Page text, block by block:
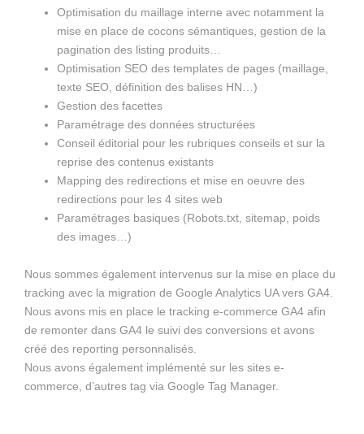
Optimisation du maillage interne avec notamment la
mise en place de cocons sémantiques, gestion de la
pagination des listing produits…
Optimisation SEO des templates de pages (maillage,
texte SEO, définition des balises HN…)
Gestion des facettes
Paramétrage des données structurées
Conseil éditorial pour les rubriques conseils et sur la
reprise des contenus existants
Mapping des redirections et mise en oeuvre des
redirections pour les 4 sites web
Paramétrages basiques (Robots.txt, sitemap, poids
des images…)
Nous sommes également intervenus sur la mise en place du
tracking avec la migration de Google Analytics UA vers GA4.
Nous avons mis en place le tracking e-commerce GA4 afin
de remonter dans GA4 le suivi des conversions et avons
créé des reporting personnalisés.
Nous avons également implémenté sur les sites e-
commerce, d’autres tag via Google Tag Manager.